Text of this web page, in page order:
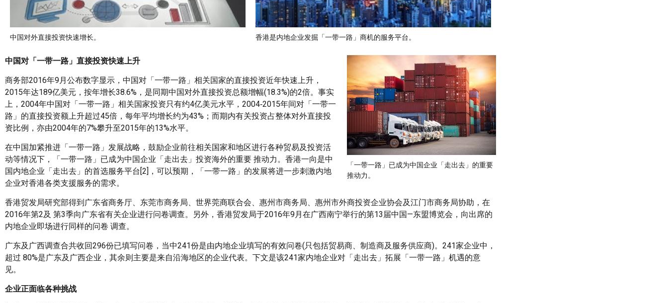
中国对外直接投资快速增长。 香港是内地企业发掘「一带一路」商机的服务平台。
「一带一路」已成为中国企业「走出去」的重要
推动力。
中国对「一带一路」直接投资快速上升
商务部2016年9月公布数字显示，中国对「一带一路」相关国家的直接投资近年快速上升，
2015年达189亿美元，按年增长38.6%，是同期中国对外直接投资总额增幅(18.3%)的2倍。事实
上，2004年中国对「一带一路」相关国家投资只有约4亿美元水平，2004‑2015年间对「一带一
路」的直接投资额上升超过45倍，每年平均增长约为43%；而期内有关投资占整体对外直接投
资比例，亦由2004年的7%攀升至2015年的13%水平。
在中国加紧推进「一带一路」发展战略，鼓励企业前往相关国家和地区进行各种贸易及投资活
动等情况下，「一带一路」已成为中国企业「走出去」投资海外的重要 推动力。香港一向是中
国内地企业「走出去」的首选服务平台[2]，可以预期，「一带一路」的发展将进一步刺激内地
企业对香港各类支援服务的需求。
香港贸发局研究部得到广东省商务厅、东莞市商务局、世界莞商联合会、惠州市商务局、惠州市外商投资企业协会及江门市商务局协助，在
2016年第2及 第3季向广东省有关企业进行问卷调查。另外，香港贸发局于2016年9月在广西南宁举行的第13届中国—东盟博览会，向出席的
内地企业即场进行同样的问卷 调查。
广东及广西调查合共收回296份已填写问卷，当中241份是由内地企业填写的有效问卷(只包括贸易商、制造商及服务供应商)。241家企业中，
超过 80%是广东及广西企业，其余则主要是来自沿海地区的企业代表。下文是该241家内地企业对「走出去」拓展「一带一路」机遇的意
见。
企业正面临各种挑战